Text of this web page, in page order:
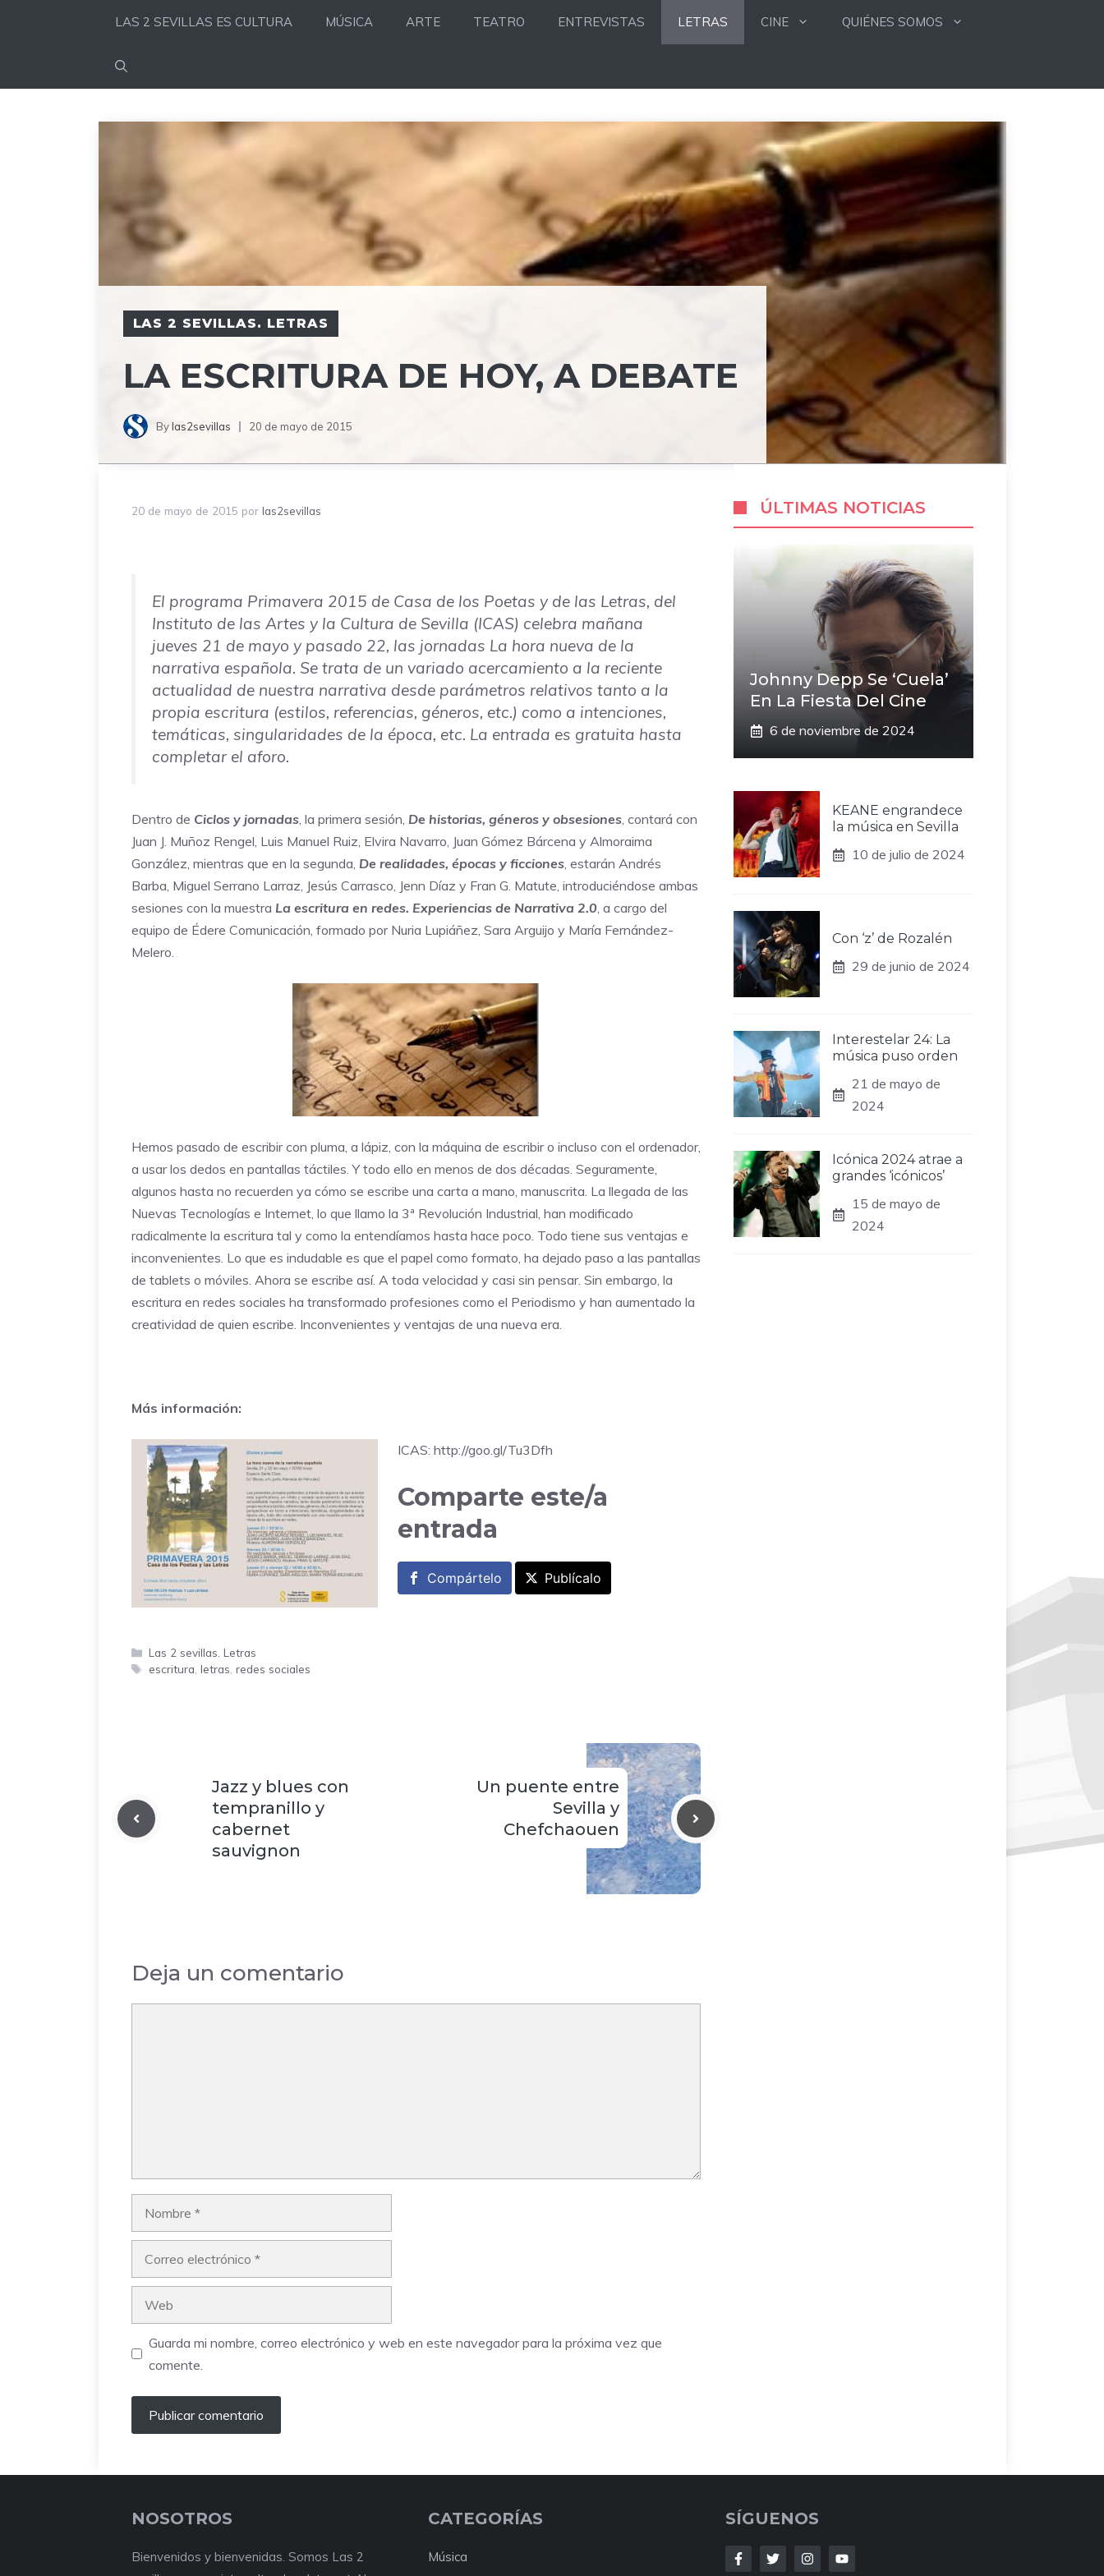
LAS 2 SEVILLAS ES CULTURA MÚSICA ARTE TEATRO ENTREVISTAS LETRAS CINE QUIÉNES SOMOS
LAS 2 SEVILLAS. LETRAS
LA ESCRITURA DE HOY, A DEBATE
Bylas2sevillas 20 de mayo de 2015
20 de mayo de 2015 por las2sevillas
El programa Primavera 2015 de Casa de los Poetas y de las Letras, del
Instituto de las Artes y la Cultura de Sevilla (ICAS) celebra mañana
jueves 21 de mayo y pasado 22, las jornadas La hora nueva de la
narrativa española. Se trata de un variado acercamiento a la reciente
actualidad de nuestra narrativa desde parámetros relativos tanto a la
propia escritura (estilos, referencias, géneros, etc.) como a intenciones,
temáticas, singularidades de la época, etc. La entrada es gratuita hasta
completar el aforo.
Dentro de Ciclosy jornadas, la primera sesión, De historias, géneros y obsesiones, contará con
Juan J. Muñoz Rengel, Luis Manuel Ruiz, Elvira Navarro, Juan Gómez Bárcena y Almoraima
González, mientras que en la segunda, De realidades, épocas y ficciones, estarán Andrés
Barba, Miguel Serrano Larraz, Jesús Carrasco, Jenn Díaz y Fran G. Matute, introduciéndose ambas
sesiones con la muestra La escritura en redes. Experiencias de Narrativa 2.0 , a cargo del
equipo de Édere Comunicación, formado por Nuria Lupiáñez, Sara Arguijo y María Fernández-
Melero.
Hemos pasado de escribir con pluma, a lápiz, con la máquina de escribir o incluso con el ordenador,
a usar los dedos en pantallas táctiles. Y todo ello en menos de dos décadas. Seguramente,
algunos hasta no recuerden ya cómo se escribe una carta a mano, manuscrita. La llegada de las
Nuevas Tecnologías e Internet, lo que llamo la 3ª Revolución Industrial, han modificado
radicalmente la escritura tal y como la entendíamos hasta hace poco. Todo tiene sus ventajas e
inconvenientes. Lo que es indudable es que el papel como formato, ha dejado paso a las pantallas
de tablets o móviles. Ahora se escribe así. A toda velocidad y casi sin pensar. Sin embargo, la
escritura en redes sociales ha transformado profesiones como el Periodismo y han aumentado la
creatividad de quien escribe. Inconvenientes y ventajas de una nueva era.
Más información:
ICAS: http://goo.gl/Tu3Dfh
Comparte este/a
entrada
Compártelo Publícalo
Categorías
Las 2 sevillas. Letras
Etiquetas
escritura letras ,redes sociales
Jazz y blues con
tempranillo y
cabernet
sauvignon
Un puente entre
Sevilla y
Chefchaouen
Deja un comentario
Guarda mi nombre, correo electrónico y web en este navegador para la próxima vez que
comente.
ÚLTIMAS NOTICIAS
Johnny Depp Se ‘cuela’
En La Fiesta Del Cine
6 de noviembre de 2024
KEANE engrandece
la música en Sevilla
10 de julio de 2024
Con ‘z’ de Rozalén
29 de junio de 2024
Interestelar 24: La
música puso orden
21 de mayo de
2024
Icónica 2024 atrae a
grandes ‘icónicos’
15 de mayo de
2024
NOSOTROS
Bienvenidos y bienvenidas. Somos Las 2
CATEGORÍAS
Música
SÍGUENOS